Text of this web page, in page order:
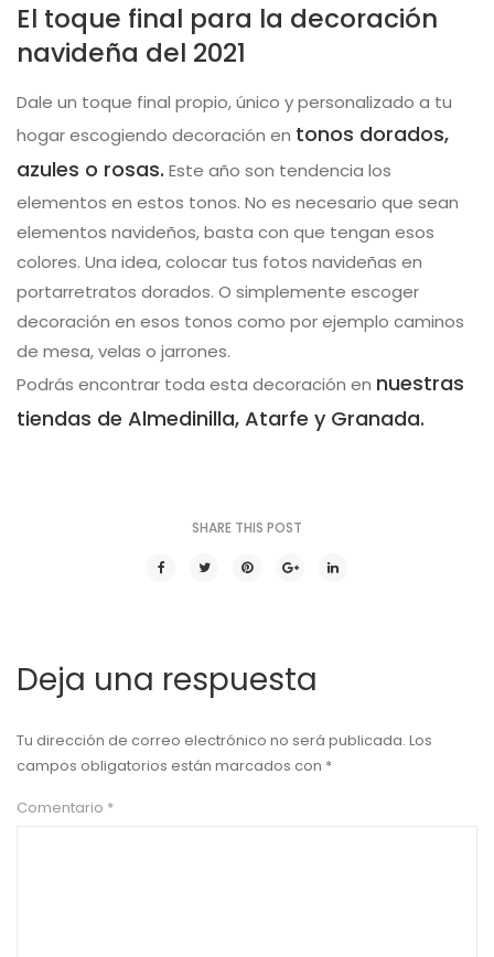
El toque final para la decoración
navideña del 2021
Dale un toque final propio, único y personalizado a tu
hogar escogiendo decoración en tonos dorados,
azules o rosas. Este año son tendencia los
elementos en estos tonos. No es necesario que sean
elementos navideños, basta con que tengan esos
colores. Una idea, colocar tus fotos navideñas en
portarretratos dorados. O simplemente escoger
decoración en esos tonos como por ejemplo caminos
de mesa, velas o jarrones.
Podrás encontrar toda esta decoración en nuestras
tiendas de Almedinilla, Atarfe y Granada.
SHARE THIS POST
Deja una respuesta
Tu dirección de correo electrónico no será publicada. Los
campos obligatorios están marcados con *
Comentario *